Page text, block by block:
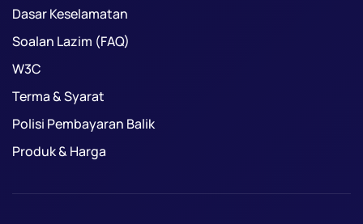
Dasar Keselamatan
Soalan Lazim (FAQ)
W3C
Terma & Syarat
Polisi Pembayaran Balik
Produk & Harga